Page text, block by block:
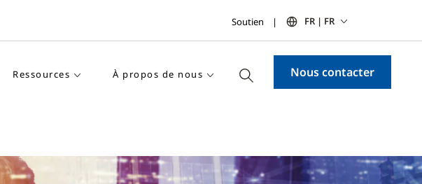
Soutien FR | FR
Ressources À propos de nous Nous contacter